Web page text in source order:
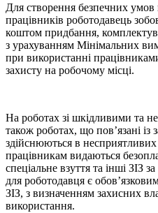
Для створення безпечних умов
працівників роботодавець
коштом придбання,
з урахуванням Мінімальних
при використанні
захисту на робочому місці.
На роботах зі шкідливими та
також роботах, що пов’язані
здійснюються в
працівникам видаються
спеціальне взуття та інші ЗІЗ
для роботодавця є
ЗІЗ, з визначенням захисних
використання.